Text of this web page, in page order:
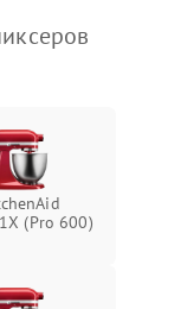
Подробнее →
(Pro 600)